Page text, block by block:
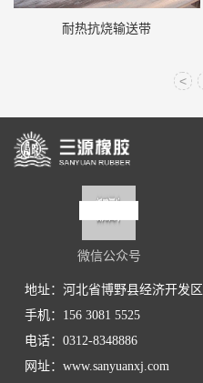
耐热抗烧输送带
<
微信公众号
地址：河北省博野县经济开发区
手机：156 3081 5525
电话：0312-8348886
网址：www.sanyuanxj.com